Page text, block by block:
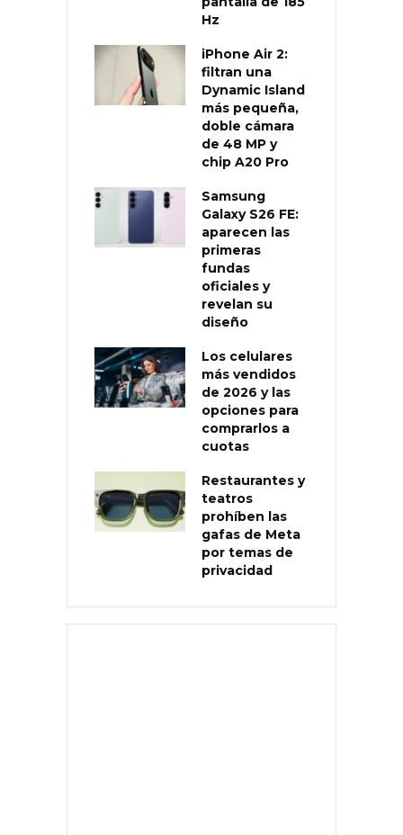
Hz
iPhone Air 2:
filtran una
Dynamic Island
más pequeña,
doble cámara
de 48 MP y
chip A20 Pro
Samsung
Galaxy S26 FE:
aparecen las
primeras
fundas
oficiales y
revelan su
diseño
Los celulares
más vendidos
de 2026 y las
opciones para
comprarlos a
cuotas
Restaurantes y
teatros
prohíben las
gafas de Meta
por temas de
privacidad